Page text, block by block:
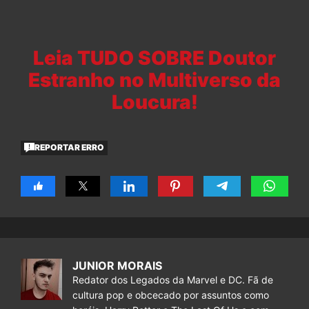
Leia TUDO SOBRE Doutor
Estranho no Multiverso da
Loucura!
REPORTAR ERRO
JUNIOR MORAIS
Redator dos Legados da Marvel e DC. Fã de
cultura pop e obcecado por assuntos como